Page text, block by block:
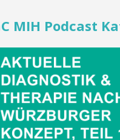
MIH Podcast